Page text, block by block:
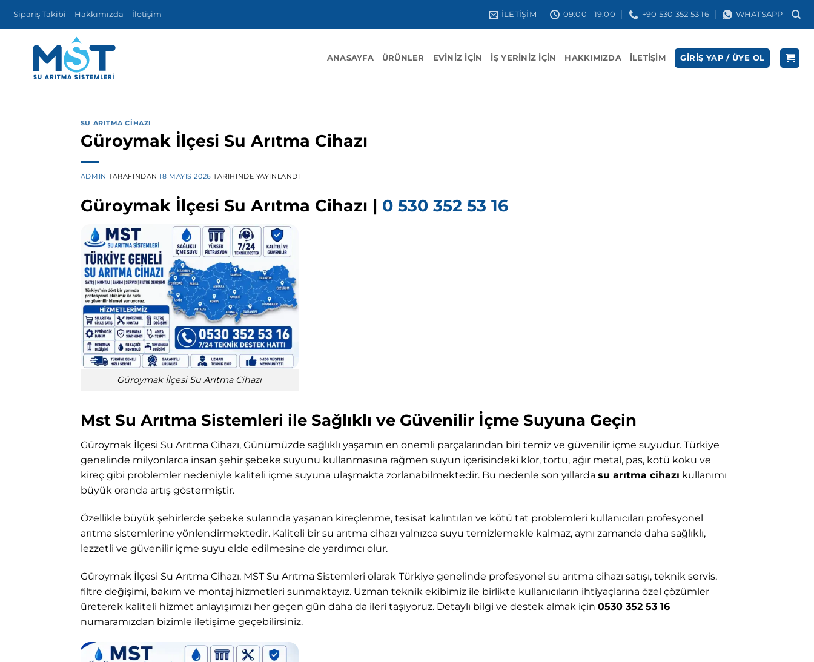
Sipariş Takibi Hakkımızda İletişim İLETIŞIM 09:00 - 19:00 +90 530 352 53 16 WHATSAPP
ANASAYFA ÜRÜNLER EVINIZ İÇIN İŞ YERINIZ İÇIN HAKKIMIZDA İLETIŞIM GIRIŞ YAP / ÜYE OL
SU ARITMA CIHAZI
Güroymak İlçesi Su Arıtma Cihazı
ADMIN TARAFINDAN 18 MAYIS 2026 TARIHINDE YAYINLANDI
Güroymak İlçesi Su Arıtma Cihazı | 0 530 352 53 16
Güroymak İlçesi Su Arıtma Cihazı
Mst Su Arıtma Sistemleri ile Sağlıklı ve Güvenilir İçme Suyuna Geçin
Güroymak İlçesi Su Arıtma Cihazı, Günümüzde sağlıklı yaşamın en önemli parçalarından biri temiz ve güvenilir içme suyudur. Türkiye
genelinde milyonlarca insan şehir şebeke suyunu kullanmasına rağmen suyun içerisindeki klor, tortu, ağır metal, pas, kötü koku ve
kireç gibi problemler nedeniyle kaliteli içme suyuna ulaşmakta zorlanabilmektedir. Bu nedenle son yıllarda su arıtma cihazı kullanımı
büyük oranda artış göstermiştir.
Özellikle büyük şehirlerde şebeke sularında yaşanan kireçlenme, tesisat kalıntıları ve kötü tat problemleri kullanıcıları profesyonel
arıtma sistemlerine yönlendirmektedir. Kaliteli bir su arıtma cihazı yalnızca suyu temizlemekle kalmaz, aynı zamanda daha sağlıklı,
lezzetli ve güvenilir içme suyu elde edilmesine de yardımcı olur.
Güroymak İlçesi Su Arıtma Cihazı, MST Su Arıtma Sistemleri olarak Türkiye genelinde profesyonel su arıtma cihazı satışı, teknik servis,
filtre değişimi, bakım ve montaj hizmetleri sunmaktayız. Uzman teknik ekibimiz ile birlikte kullanıcıların ihtiyaçlarına özel çözümler
üreterek kaliteli hizmet anlayışımızı her geçen gün daha da ileri taşıyoruz. Detaylı bilgi ve destek almak için 0530 352 53 16
numaramızdan bizimle iletişime geçebilirsiniz.